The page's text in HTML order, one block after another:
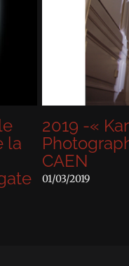
2019 -« Karine
Photographe »
CAEN
01/03/2019